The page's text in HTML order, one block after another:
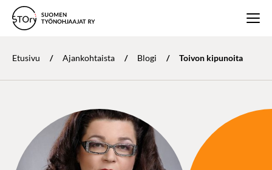
Etusivu / Ajankohtaista / Blogi / Toivon kipunoita